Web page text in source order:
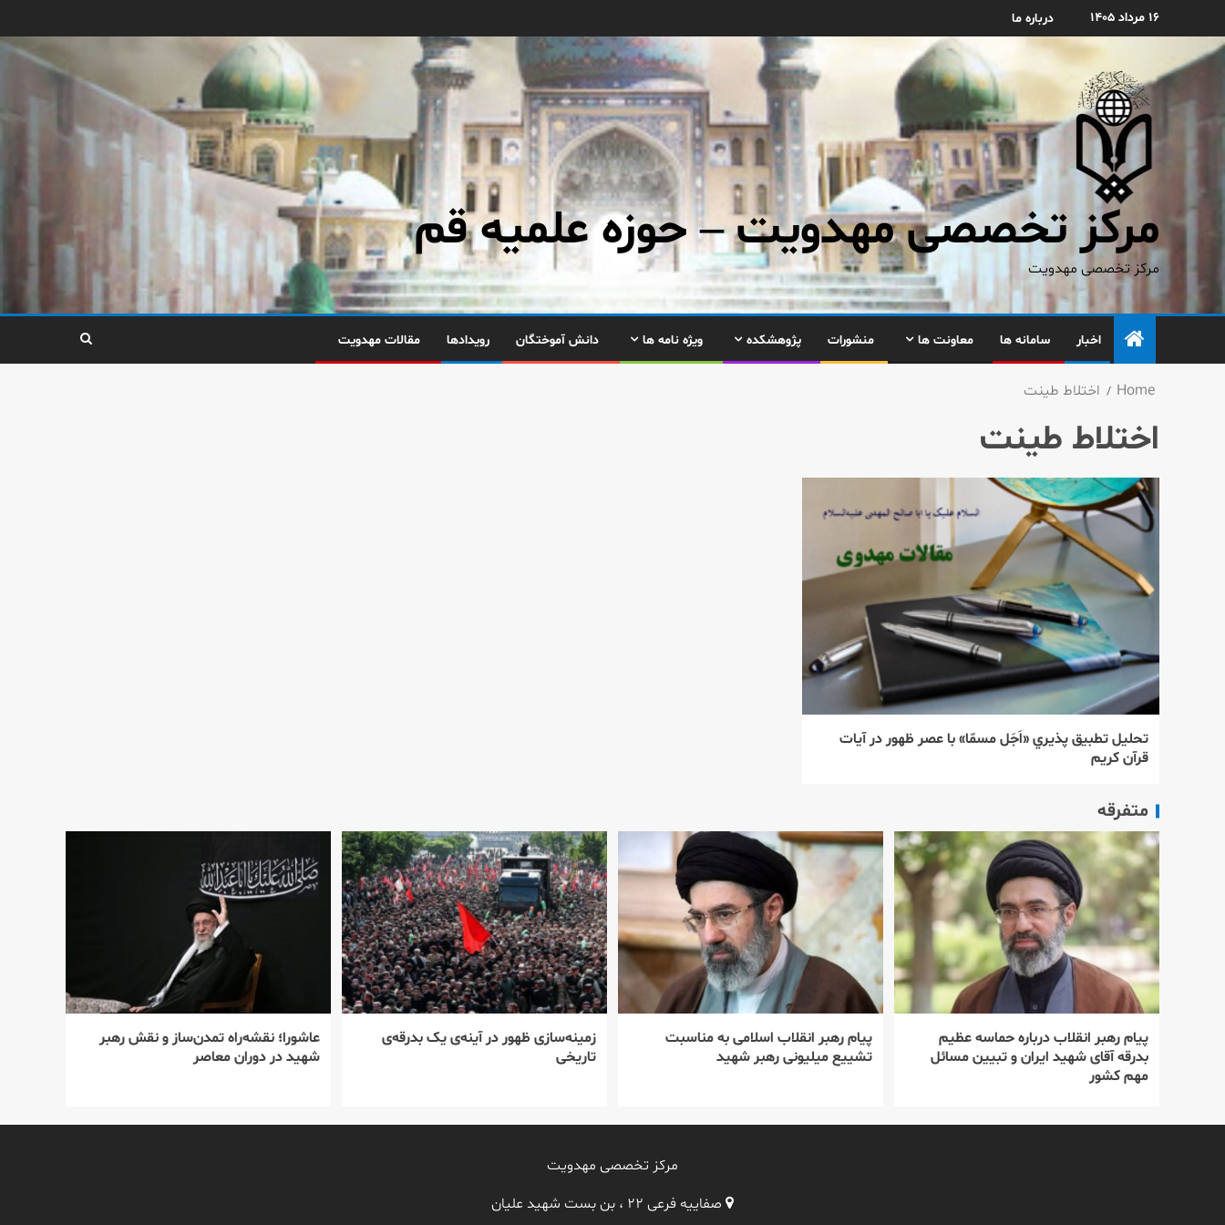
۱۶ مرداد ۱۴۰۵ درباره ما
مرکز تخصصی مهدویت – حوزه علمیه قم
مرکز تخصصی مهدویت
اخبار سامانه ها معاونت ها منشورات پژوهشکده ویژه نامه ها دانش آموختگان رویدادها مقالات مهدویت
Home اختلاط طینت
اختلاط طینت
تحليل تطبيق پذيري «اَجَل مسمّا» با عصر ظهور در آيات
قرآن كريم
متفرقه
پیام رهبر انقلاب درباره حماسه عظیم
بدرقه آقای شهید ایران و تبیین مسائل
مهم کشور
پیام رهبر انقلاب اسلامی به مناسبت
تشییع میلیونی رهبر شهید
زمینه‌سازی ظهور در آینه‌ی یک بدرقه‌ی
تاریخی
عاشورا؛ نقشه‌راه تمدن‌ساز و نقش رهبر
شهید در دوران معاصر
مرکز تخصصی مهدویت
صفاییه فرعی ۲۲ ، بن بست شهید علیان